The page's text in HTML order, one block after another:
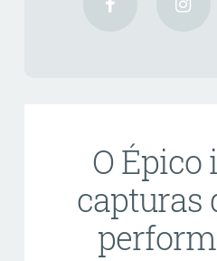
O
capturas